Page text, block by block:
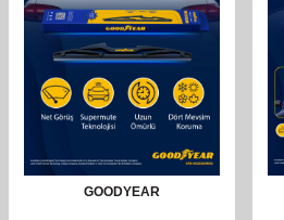
GOODYEAR